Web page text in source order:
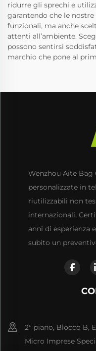
ridurre gli sprechi e
garantendo che le
funzionali, ma anche
attenti all’ambiente.
possono sentirsi
marchio che pone al
Wenzhou Aite Bag
personalizzate in
riutilizzabili non
internazionali.
anni di esperienza
subito un
2° piano, Blocco B,
Micro Imprese